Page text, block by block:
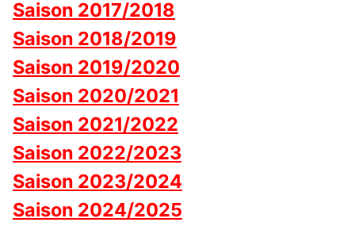
Saison 2017/2018
Saison 2018/2019
Saison 2019/2020
Saison 2020/2021
Saison 2021/2022
Saison 2022/2023
Saison 2023/2024
Saison 2024/2025